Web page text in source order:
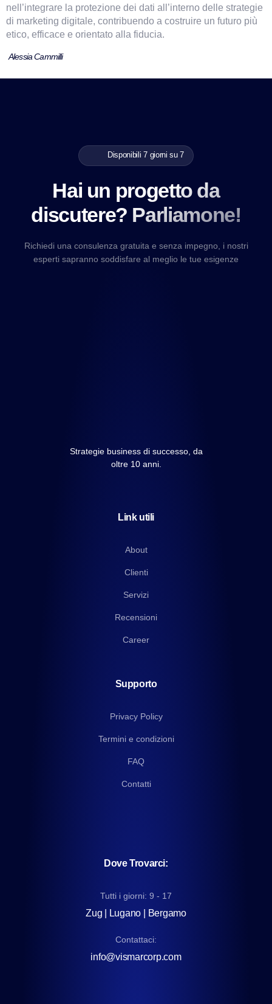
nell’integrare la protezione dei dati all’interno delle strategie
di marketing digitale, contribuendo a costruire un futuro più
etico, efficace e orientato alla fiducia.
Alessia Cammilli
Disponibili 7 giorni su 7
Hai un progetto da
discutere? Parliamone!
Richiedi una consulenza gratuita e senza impegno, i nostri
esperti sapranno soddisfare al meglio le tue esigenze
Strategie business di successo, da
oltre 10 anni.
Link utili
About
Clienti
Servizi
Recensioni
Career
Supporto
Privacy Policy
Termini e condizioni
FAQ
Contatti
Dove Trovarci:
Tutti i giorni: 9 - 17
Zug | Lugano | Bergamo
Contattaci:
info@vismarcorp.com